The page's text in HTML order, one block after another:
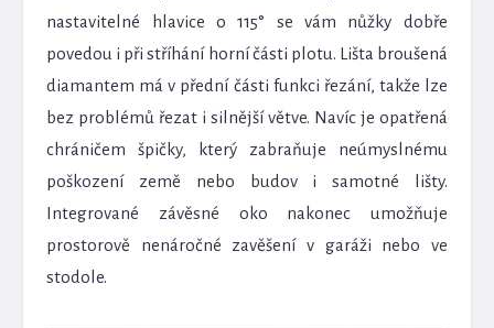
nastavitelné hlavice o 115° se vám nůžky dobře
povedou i při stříhání horní části plotu. Lišta broušená
diamantem má v přední části funkci řezání, takže lze
bez problémů řezat i silnější větve. Navíc je opatřená
chráničem špičky, který zabraňuje neúmyslnému
poškození země nebo budov i samotné lišty.
Integrované závěsné oko nakonec umožňuje
prostorově nenáročné zavěšení v garáži nebo ve
stodole.